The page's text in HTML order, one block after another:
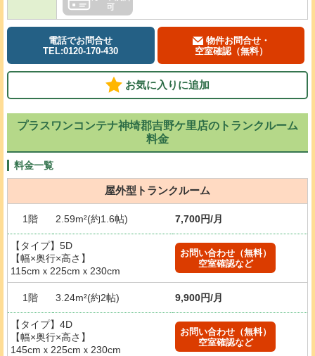
電話でお問合せ
TEL:0120-170-430
物件お問合せ・
空室確認（無料）
お気に入りに追加
プラスワンコンテナ神埼郡吉野ケ里店のトランクルーム
料金
料金一覧
屋外型トランクルーム
1階 2.59m²(約1.6帖) 7,700円/月
【タイプ】5D
【幅×奥行×高さ】
115cmｘ225cmｘ230cm
お問い合わせ（無料）
空室確認など
1階 3.24m²(約2帖) 9,900円/月
【タイプ】4D
【幅×奥行×高さ】
145cmｘ225cmｘ230cm
お問い合わせ（無料）
空室確認など